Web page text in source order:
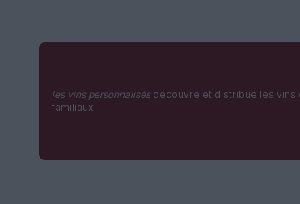
les vins personnalisésdécouvre et distribue les vins
familiaux